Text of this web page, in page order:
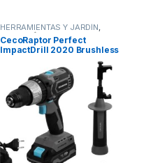
HERRAMIENTAS Y JARDÍN,
HOGAR
,
STORE CECOTEC -
DISTRIBUIDOR OFICIAL
TODOS
CecoRaptor Perfect
ImpactDrill 2020 Brushless